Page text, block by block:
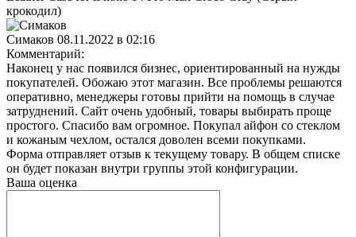
крокодил)
Симаков 08.11.2022 в 02:16
Комментарий:
Наконец у нас появился бизнес, ориентированный на нужды
покупателей. Обожаю этот магазин. Все проблемы решаются
оперативно, менеджеры готовы прийти на помощь в случае
затруднений. Сайт очень удобный, товары выбирать проще
простого. Спасибо вам огромное. Покупал айфон со стеклом
и кожаным чехлом, остался доволен всеми покупками.
Форма отправляет отзыв к текущему товару. В общем списке
он будет показан внутри группы этой конфигурации.
Ваша оценка